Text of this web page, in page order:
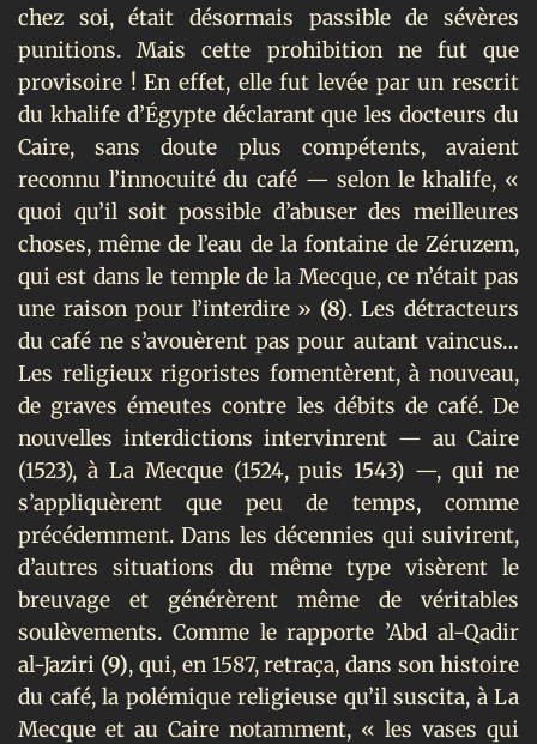
chez soi, était désormais passible de sévères
punitions. Mais cette prohibition ne fut que
provisoire ! En effet, elle fut levée par un rescrit
du khalife d’Égypte déclarant que les docteurs du
Caire, sans doute plus compétents, avaient
reconnu l’innocuité du café — selon le khalife, «
quoi qu’il soit possible d’abuser des meilleures
choses, même de l’eau de la fontaine de Zéruzem,
qui est dans le temple de la Mecque, ce n’était pas
une raison pour l’interdire » (8). Les détracteurs
du café ne s’avouèrent pas pour autant vaincus…
Les religieux rigoristes fomentèrent, à nouveau,
de graves émeutes contre les débits de café. De
nouvelles interdictions intervinrent — au Caire
(1523), à La Mecque (1524, puis 1543) —, qui ne
s’appliquèrent que peu de temps, comme
précédemment. Dans les décennies qui suivirent,
d’autres situations du même type visèrent le
breuvage et générèrent même de véritables
soulèvements. Comme le rapporte ’Abd al-Qadir
al-Jaziri (9), qui, en 1587, retraça, dans son histoire
du café, la polémique religieuse qu’il suscita, à La
Mecque et au Caire notamment, « les vases qui